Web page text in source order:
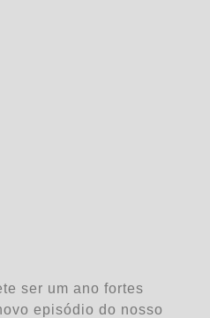
ser um ano fortes
episódio do nosso